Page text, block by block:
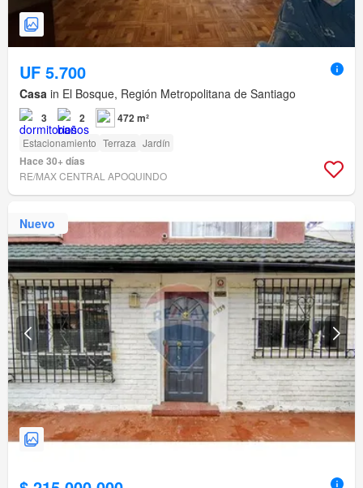
UF 5.700
Casa in El Bosque, Región Metropolitana de Santiago
3 2 472 m²
Estacionamiento Terraza Jardín
Hace 30+ días
RE/MAX CENTRAL APOQUINDO
Nuevo